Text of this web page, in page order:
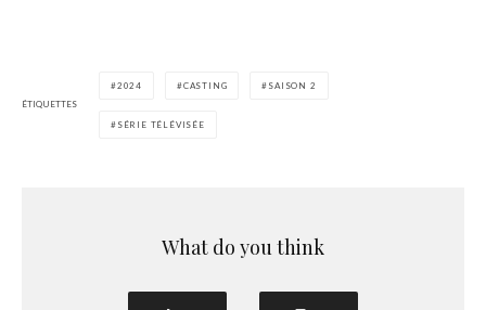
ÉTIQUETTES
2024 CASTING SAISON 2
SÉRIE TÉLÉVISÉE
What do you think